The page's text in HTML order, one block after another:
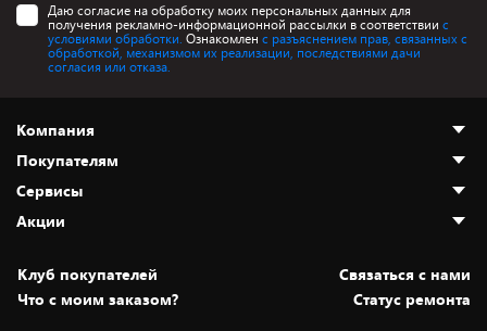
Даю согласие на обработку моих персональных данных для
получения рекламно-информационной рассылки в соответствии с
условиями обработки. Ознакомлен с разъяснением прав, связанных с
обработкой, механизмом их реализации, последствиями дачи
согласия или отказа.
Компания
О нас
Адреса магазинов
Новости
Статьи и обзоры
Вакансии
Покупателям
Как сделать заказ
Оплата и доставка
Безналичный расчёт
Обмен и возврат товара
Сервисы
Установка техники
Для игровых консолей
Акции
Скидки и промокоды
Белорусские товары
Клуб покупателей
Cвязаться с нами
Что с моим заказом?
Статус ремонта